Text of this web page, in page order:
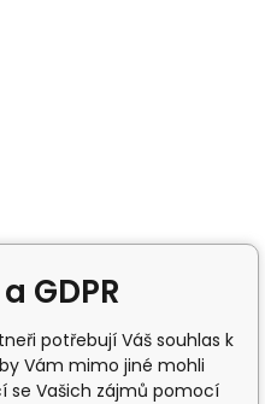
GDPR
potřebují Váš souhlas k
Vám mimo jiné mohli
se Vašich zájmů pomocí